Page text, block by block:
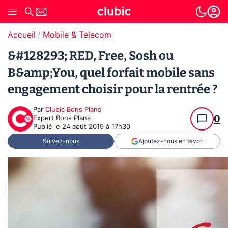
Accueil Mobile & Telecom
&#128293; RED, Free, Sosh ou
B&amp;You, quel forfait mobile sans
engagement choisir pour la rentrée ?
Par Clubic Bons Plans
Expert Bons Plans
Publié le 24 août 2019 à 17h30
0
Suivez-nous Ajoutez-nous en favori